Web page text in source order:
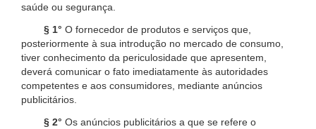
saúde ou segurança.
§ 1° O fornecedor de produtos e serviços que,
posteriormente à sua introdução no mercado de consumo,
tiver conhecimento da periculosidade que apresentem,
deverá comunicar o fato imediatamente às autoridades
competentes e aos consumidores, mediante anúncios
publicitários.
§ 2° Os anúncios publicitários a que se refere o